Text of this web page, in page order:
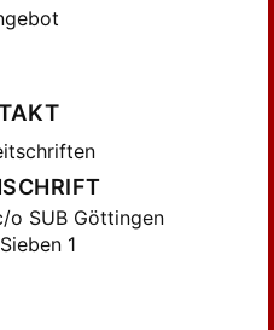
(11)
(11)
(111)
o SUB Göttingen
1